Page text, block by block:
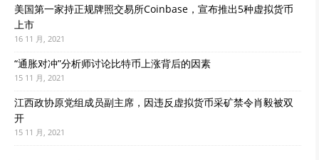
美国第一家持正规牌照交易所Coinbase，宣布推出5种虚拟货币
上市
16 11 月, 2021
“通胀对冲”分析师讨论比特币上涨背后的因素
15 11 月, 2021
江西政协原党组成员副主席，因违反虚拟货币采矿禁令肖毅被双
开
15 11 月, 2021